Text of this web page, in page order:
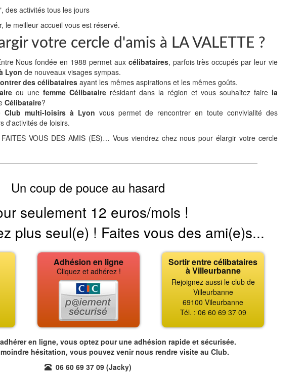
des activités tous les jours
le meilleur accueil vous est réservé.
votre cercle d'amis à LA VALETTE ?
Nous fondée en 1988 permet aux célibataires, parfois très occupés par leur vie
Lyon de nouveaux visages sympas.
des célibataires ayant les mêmes aspirations et les mêmes goûts.
ou une femme Célibataire résidant dans la région et vous souhaitez faire la
Célibataire?
Club multi-loisirs à Lyon vous permet de rencontrer en toute convivialité des
d'activités de loisirs.
VOUS DES AMIS (ES)… Vous viendrez chez nous pour élargir votre cercle
Un coup de pouce au hasard
seulement 12 euros/mois !
plus seul(e) ! Faites vous des ami(e)s...
Adhésion en ligne
Cliquez et adhérez !
Sortir entre célibataires
à Villeurbanne
Rejoignez aussi le club de
Villeurbanne
69100 Vileurbanne
Tél. : 06 60 69 37 09
en ligne, vous optez pour une adhésion rapide et sécurisée.
hésitation, vous pouvez venir nous rendre visite au Club.
06 60 69 37 09 (Jacky)